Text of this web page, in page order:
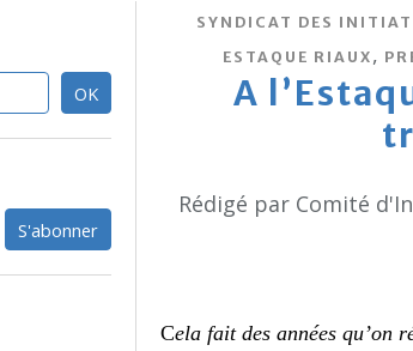
SYNDICAT DES
ESTAQUE RIAUX ,
A
Rédigé par Comité
Cela fait des années qu’on